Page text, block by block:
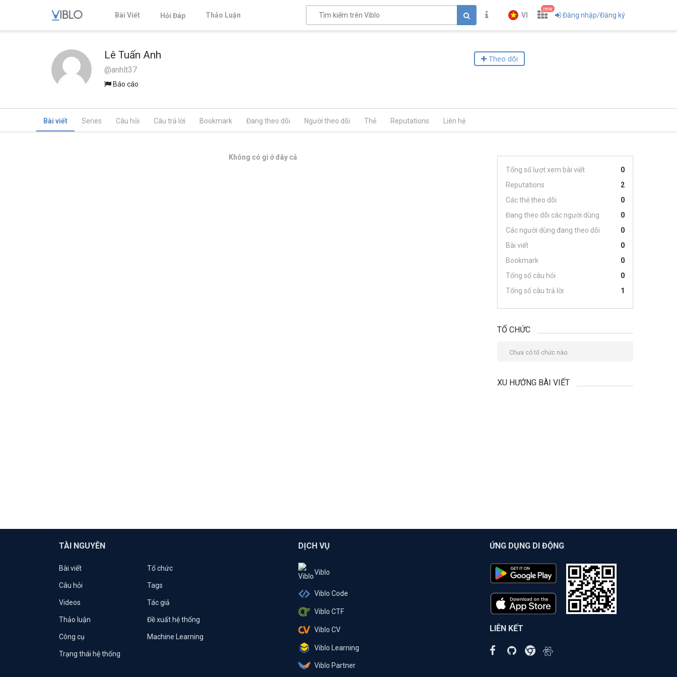
Bài Viết Hỏi Đáp Thảo Luận VI
new
Đăng nhập/Đăng ký
Lê Tuấn Anh
@anhlt37
Báo cáo
Theo dõi
Bài viết Series Câu hỏi Câu trả lời Bookmark Đang theo dõi Người theo dõi Thẻ Reputations Liên hệ
Không có gì ở đây cả
Tổng số lượt xem bài viết
0
Reputations
2
Các thẻ theo dõi
0
Đang theo dõi các người dùng
0
Các người dùng đang theo dõi
0
Bài viết
0
Bookmark
0
Tổng số câu hỏi
0
Tổng số câu trả lời
1
TỔ CHỨC
Chưa có tổ chức nào.
XU HƯỚNG BÀI VIẾT
TÀI NGUYÊN
Bài viết Tổ chức
Câu hỏi Tags
Videos Tác giả
Thảo luận Đề xuất hệ thống
Công cụ Machine Learning
Trạng thái hệ thống
DỊCH VỤ
Viblo
Viblo Code
Viblo CTF
Viblo CV
Viblo Learning
Viblo Partner
ỨNG DỤNG DI ĐỘNG
LIÊN KẾT